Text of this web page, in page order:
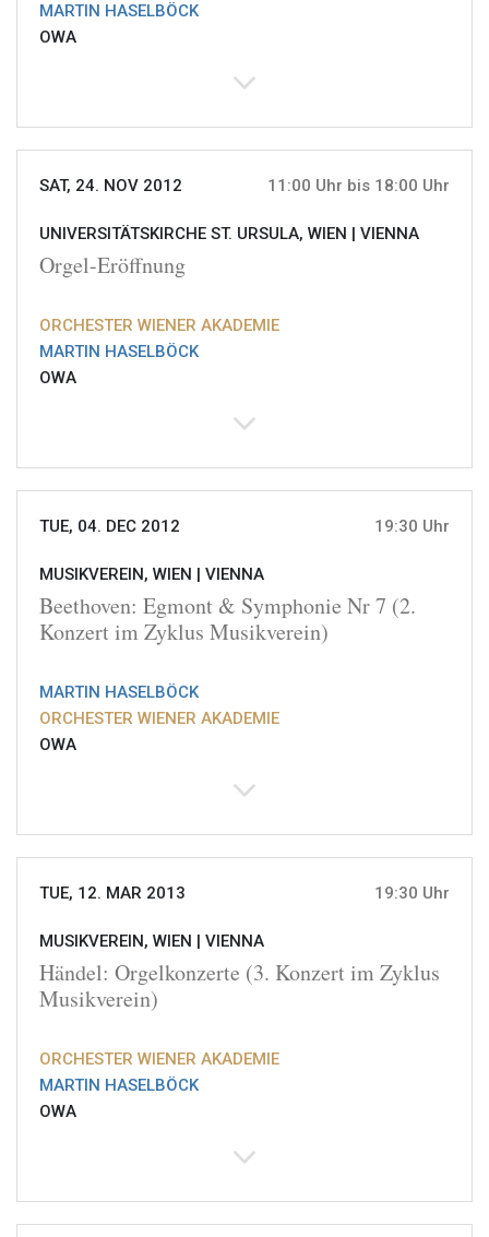
MARTIN HASELBÖCK
OWA
SAT, 24. NOV 2012 11:00 Uhr bis 18:00 Uhr
UNIVERSITÄTSKIRCHE ST. URSULA, WIEN | VIENNA
Orgel-Eröffnung
ORCHESTER WIENER AKADEMIE
MARTIN HASELBÖCK
OWA
TUE, 04. DEC 2012 19:30 Uhr
MUSIKVEREIN, WIEN | VIENNA
Beethoven: Egmont & Symphonie Nr 7 (2.
Konzert im Zyklus Musikverein)
MARTIN HASELBÖCK
ORCHESTER WIENER AKADEMIE
OWA
TUE, 12. MAR 2013 19:30 Uhr
MUSIKVEREIN, WIEN | VIENNA
Händel: Orgelkonzerte (3. Konzert im Zyklus
Musikverein)
ORCHESTER WIENER AKADEMIE
MARTIN HASELBÖCK
OWA